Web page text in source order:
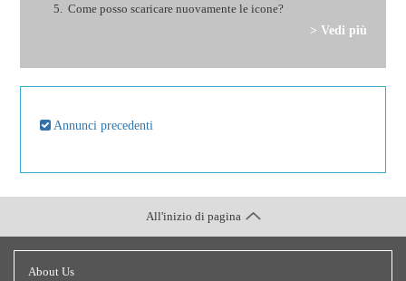
Come posso scaricare nuovamente le icone?
> Vedi più
Annunci precedenti
About Us
All'inizio di pagina